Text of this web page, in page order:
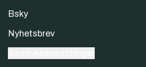
Bsky
Nyhetsbrev